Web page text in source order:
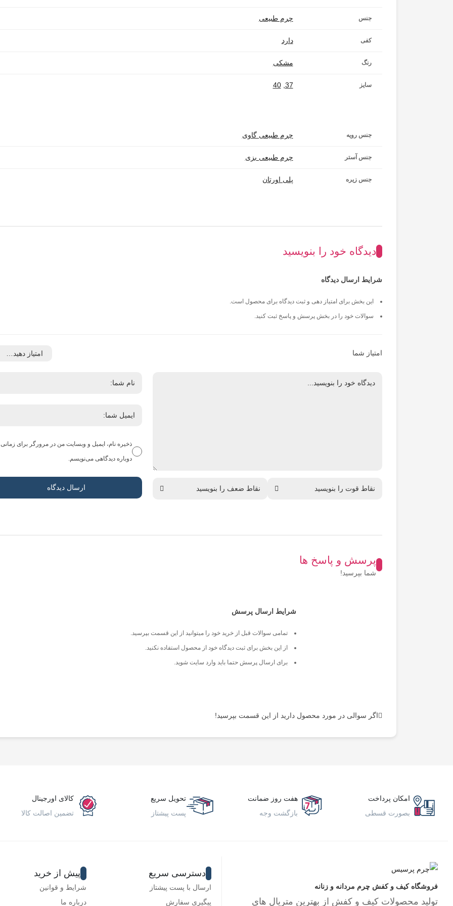
جنس چرم طبیعی
کفی دارد
رنگ مشکی
سایز 37
,
40
جنس رویه چرم طبیعی گاوی
جنس آستر چرم طبیعی بزی
جنس زیره پلی اورتان
دیدگاه خود را بنویسید
شرایط ارسال دیدگاه
این بخش برای امتیاز دهی و ثبت دیدگاه برای محصول است.
سوالات خود را در بخش پرسش و پاسخ ثبت کنید.
امتیاز شما
ذخیره نام، ایمیل و وبسایت من در مرورگر برای
دوباره دیدگاهی می‌نویسم.
پرسش و پاسخ ها
شما بپرسید!
شرایط ارسال پرسش
تمامی سوالات قبل از خرید خود را میتوانید از این قسمت بپرسید.
از این بخش برای ثبت دیدگاه خود از محصول استفاده نکنید.
برای ارسال پرسش حتما باید وارد سایت شوید.
اگر سوالی در مورد محصول دارید از این قسمت بپرسید!
امکان پرداخت
بصورت قسطی
هفت روز ضمانت
بازگشت وجه
تحویل سریع
پست پیشتاز
کالای اورجینال
تضمین اصالت کالا
فروشگاه کیف و کفش چرم مردانه و زنانه
تولید محصولات کیف و کفش از بهترین متریال های
دسترسی سریع
ارسال با پست پیشتاز
پیگیری سفارش
پیش از خرید
شرایط و قوانین
درباره ما